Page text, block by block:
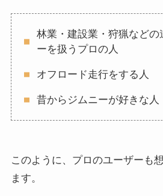
林業・建設業・狩猟などの
ーを扱うプロの人
オフロード走行をする人
昔からジムニーが好きな人
このように、プロのユーザーも
ます。